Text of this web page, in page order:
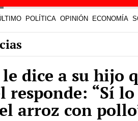
POLÍTICA OPINIÓN ECONOMÍA
dice a su hijo
responde: “Sí
arroz con